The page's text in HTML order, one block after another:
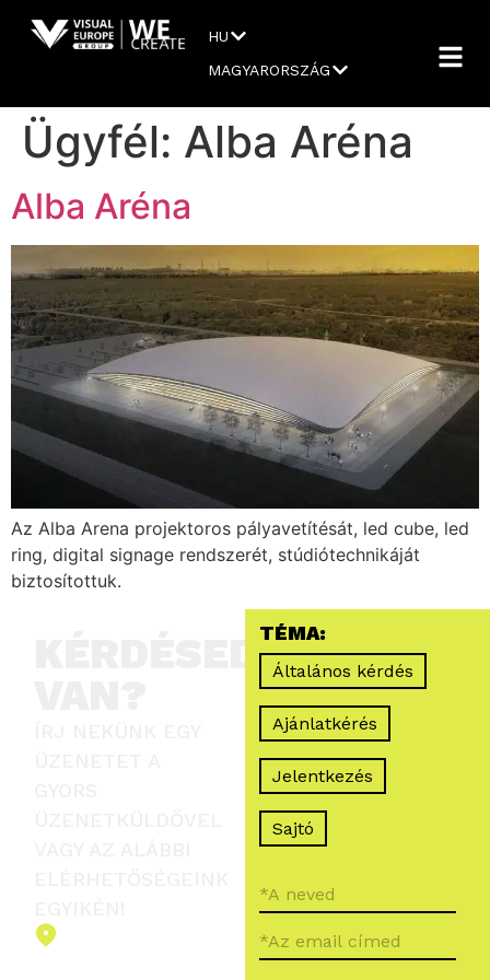
HU
MAGYARORSZÁG
Ügyfél: Alba Aréna
Alba Aréna
Az Alba Arena projektoros pályavetítésát, led cube, led
ring, digital signage rendszerét, stúdiótechnikáját
biztosítottuk.
TÉMA:
Általános kérdés
Ajánlatkérés
Jelentkezés
Sajtó